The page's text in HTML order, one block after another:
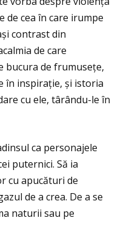
cea în care irumpe
contrast din
de care
bucura de frumuseţe,
în inspiraţie, și istoria
cu ele, târându-le în
ca personajele
puternici. Să ia
cu apucături de
de a crea. De a se
naturii sau pe